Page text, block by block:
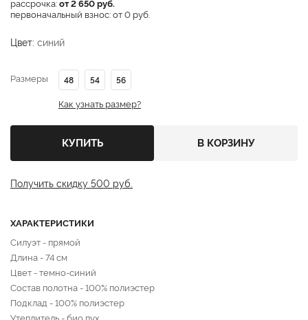
рассрочка:от 2 650 руб.
первоначальный взнос: от 0 руб.
Цвет: синий
Размеры 48 54 56
Как узнать размер?
КУПИТЬ В КОРЗИНУ
Получить скидку 500 руб.
ХАРАКТЕРИСТИКИ
Силуэт - прямой
Длина - 74 см
Цвет - темно-синий
Состав полотна - 100% полиэстер
Подклад - 100% полиэстер
Утеплитель - био пух